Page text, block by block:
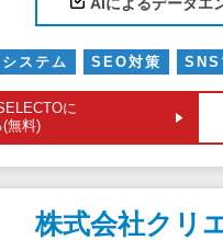
ステム SEO対策 SNS
に
無料)
株式会社クリ